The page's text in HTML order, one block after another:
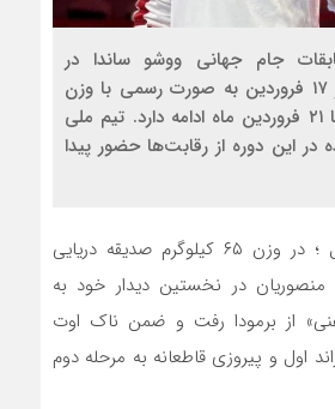
جام جهانی ووشو ساندا در
جیانگ‌یین چین از ۱۷ فروردین به صورت رسمی با وزن
کشی آغاز شده و تا ۲۱ فروردین ماه ادامه دارد. تیم ملی
در این دوره از رقابت‌ها حضور پیدا
به گزارش خط شمال ؛ در وزن ۶۵ کیلوگرم صدیقه دریایی
منصوریان در نخستین دیدار خود به
از برمودا رفت و ضمن ناک اوت
اول و پیروزی قاطعانه به مرحله دوم